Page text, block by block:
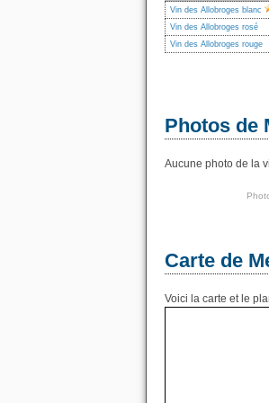
Vin des Allobroges blanc
Vin des Allobroges rosé
Vin des Allobroges rouge
Photos de
Aucune photo de la
Carte de
Voici la carte et le